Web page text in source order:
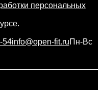
персональных
54info@open-fit.ruПн-Вс